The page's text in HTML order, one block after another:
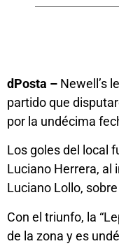
dPosta – Newell’s
partido que
por la undécima
Los goles del local
Luciano Herrera, al
Luciano Lollo,
Con el triunfo, la
de la zona y es